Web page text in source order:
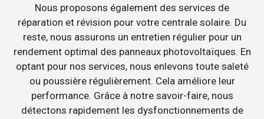
Nous proposons également des services de
réparation et révision pour votre centrale solaire. Du
reste, nous assurons un entretien régulier pour un
rendement optimal des panneaux photovoltaïques. En
optant pour nos services, nous enlevons toute saleté
ou poussière régulièrement. Cela améliore leur
performance. Grâce à notre savoir-faire, nous
détectons rapidement les dysfonctionnements de